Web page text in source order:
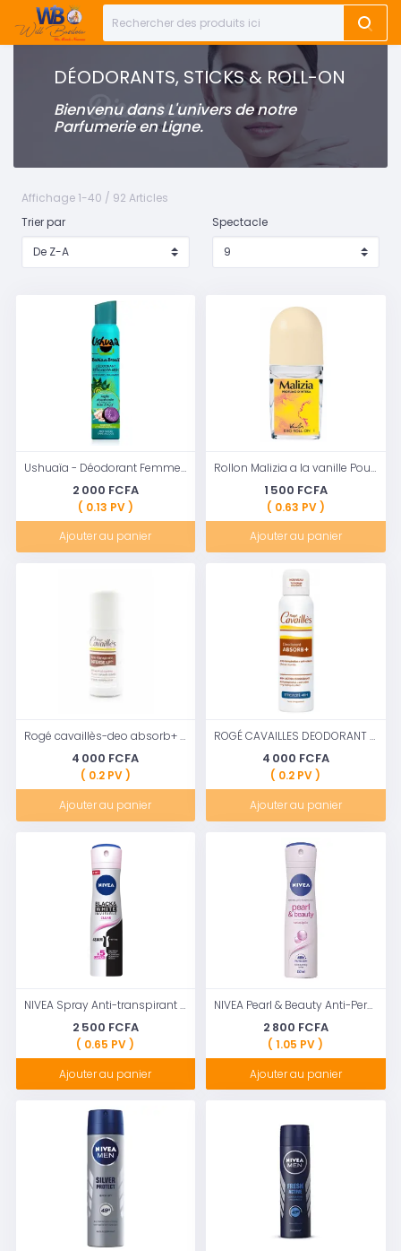
DÉODORANTS, STICKS & ROLL-ON
Bienvenu dans L'univers de notre
Parfumerie en Ligne.
Affichage 1-40 / 92 Articles
Trier par
Spectacle
Ushuaïa - Déodorant Femme Atomiseur Bahia Do Brasil Argile Absorbante & Parfum Baie d'Açaï Efficacité 48h - 200 ml
2 000 FCFA
( 0.13 PV )
Ajouter au panier
Rollon Malizia a la vanille Pour Femme 50ml
1 500 FCFA
( 0.63 PV )
Ajouter au panier
Rogé cavaillès-deo absorb+ homme
4 000 FCFA
( 0.2 PV )
Ajouter au panier
ROGÉ CAVAILLES DEODORANT ABSORB+ SPRAY COMPRESSÉ EFFICACITÉ 48H 75 ML.
4 000 FCFA
( 0.2 PV )
Ajouter au panier
NIVEA Spray Anti-transpirant Mixte, Protection 48h, Noir & Blanc Invisible Clear, 200ML
2 500 FCFA
( 0.65 PV )
Ajouter au panier
NIVEA Pearl & Beauty Anti-Perspirant Deodorant Spray (150ml), Women's Deodorant with 48H Sweat and Odour Protection, Anti-Perspirant Spray for Women with Pearl Extracts
2 800 FCFA
( 1.05 PV )
Ajouter au panier